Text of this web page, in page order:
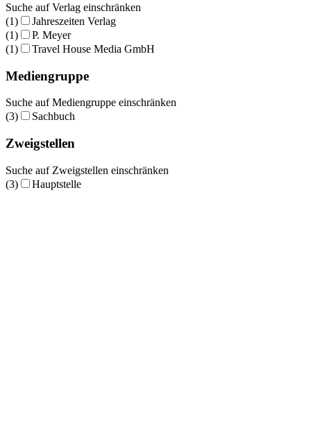
Suche auf Verlag einschränken
(1)
Jahreszeiten Verlag
(1)
P. Meyer
(1)
Travel House Media GmbH
Mediengruppe
Suche auf Mediengruppe einschränken
(3)
Sachbuch
Zweigstellen
Suche auf Zweigstellen einschränken
(3)
Hauptstelle